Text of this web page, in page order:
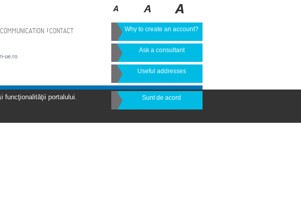
CONTACT
ue.ro
Why to create an account?
Ask a consultant
Useful addresses
funcţionalităţii portalului.
Sunt de acord